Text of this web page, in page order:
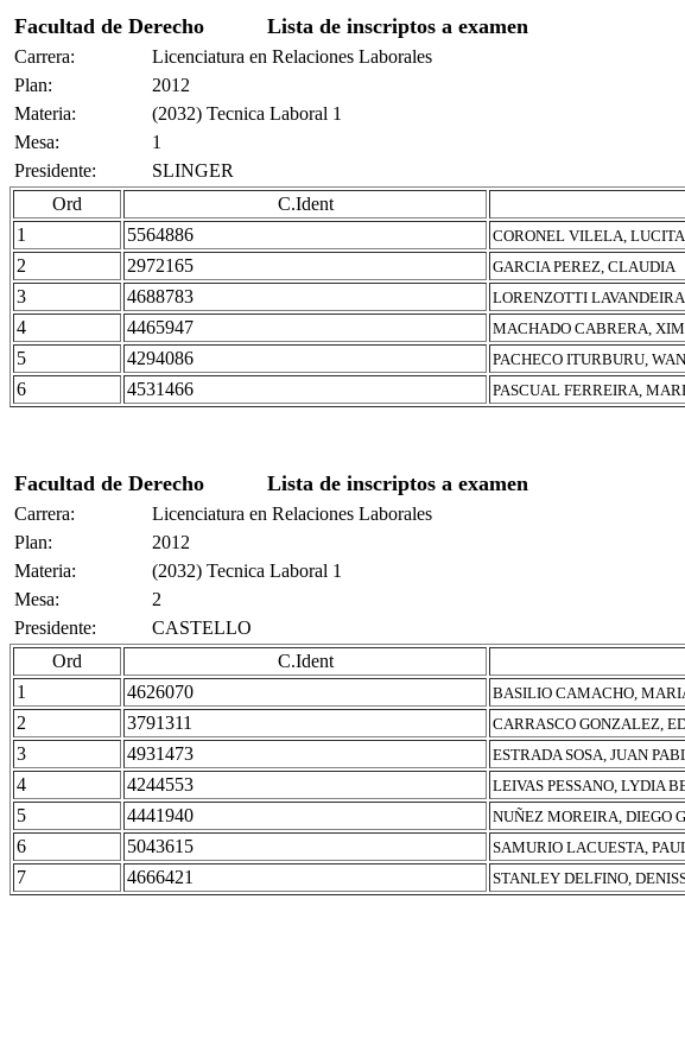
Facultad de Derecho Lista de inscriptos a examen
Carrera:
Licenciatura en Relaciones Laborales
Plan:
2012
Materia:
(2032) Tecnica Laboral 1
Mesa:
1
Presidente:
SLINGER
Ord
C.Ident
1
5564886 CORONEL VILELA,
2 2972165 GARCIA PEREZ, CLAUDIA
3 4688783 LORENZOTTI
4 4465947 MACHADO CABRERA,
5 4294086 PACHECO ITURBURU,
6 4531466 PASCUAL FERREIRA,
Facultad de Derecho Lista de inscriptos a examen
Carrera:
Licenciatura en Relaciones Laborales
Plan:
2012
Materia:
(2032) Tecnica Laboral 1
Mesa:
2
Presidente:
CASTELLO
Ord
C.Ident
1
4626070 BASILIO CAMACHO,
2 3791311 CARRASCO GONZALEZ,
3 4931473 ESTRADA SOSA, JUAN
4 4244553 LEIVAS PESSANO, LYDIA
5 4441940 NUÑEZ MOREIRA, DIEGO
6 5043615 SAMURIO LACUESTA,
7 4666421 STANLEY DELFINO,